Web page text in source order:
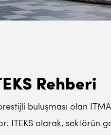
Rehberi
buluşması olan
olarak, sektörün